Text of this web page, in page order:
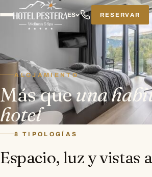
ES RESERVAR
ALOJAMIENTO
Más queuna
hotel
8 TIPOLOGÍAS
Espacio, luz y vistas